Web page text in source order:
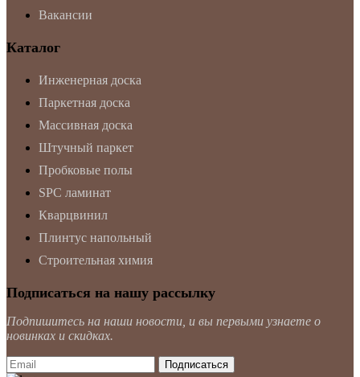
Вакансии
Каталог
Инженерная доска
Паркетная доска
Массивная доска
Штучный паркет
Пробковые полы
SPC ламинат
Кварцвинил
Плинтус напольный
Строительная химия
Подписаться на нашу рассылку
Подпишитесь на наши новости, и вы первыми узнаете о
новинках и скидках.